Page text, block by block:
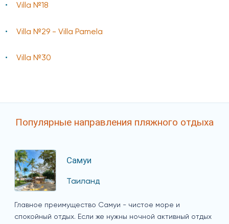
Villa №18
Villa №29 - Villa Pamela
Villa №30
Популярные направления пляжного отдыха
Самуи
Таиланд
Главное преимущество Самуи - чистое море и
спокойный отдых. Если же нужны ночной активный отдых